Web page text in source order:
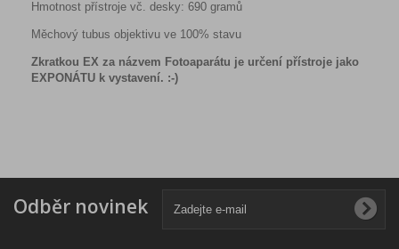
Hmotnost přístroje vč. desky: 690 gramů
Měchový tubus objektivu ve 100% stavu
Zkratkou EX za názvem Fotoaparátu je určení přístroje jako
EXPONÁTU k vystavení. :-)
Odběr novinek